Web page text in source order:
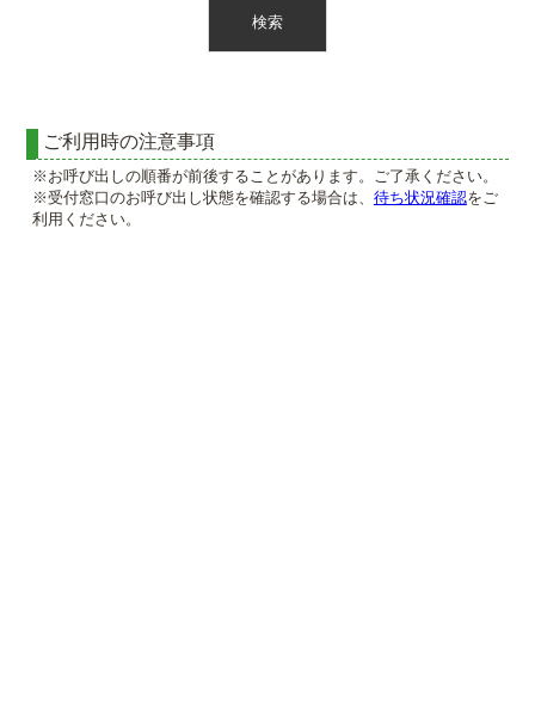
ご利用時の注意事項
※お呼び出しの順番が前後することがあります。ご了承ください。
※受付窓口のお呼び出し状態を確認する場合は、 待ち状況確認をご
利用ください。